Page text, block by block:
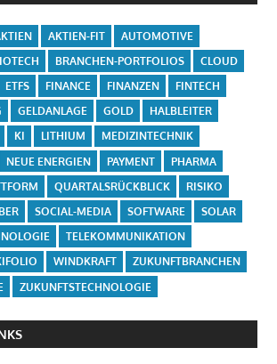
AKTIEN-FIT
AUTOMOTIVE
BRANCHEN-PORTFOLIOS
CLOUD
ETFS FINANCE FINANZEN
FINTECH
GELDANLAGE GOLD
HALBLEITER
KI LITHIUM
MEDIZINTECHNIK
NEUE ENERGIEN PAYMENT
PHARMA
QUARTALSRÜCKBLICK
RISIKO
SOCIAL-MEDIA SOFTWARE
SOLAR
TELEKOMMUNIKATION
WINDKRAFT
ZUKUNFTBRANCHEN
ZUKUNFTSTECHNOLOGIE